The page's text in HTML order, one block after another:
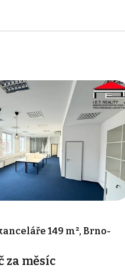
149 m², Brno-
za měsíc